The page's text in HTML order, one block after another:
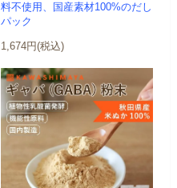
料不使用、国産素材100%のだし
パック
1,674円(税込)